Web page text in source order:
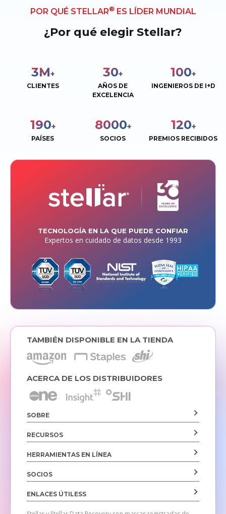
POR QUÉ STELLAR®ES LÍDER MUNDIAL
¿Por qué elegir Stellar?
3M+
CLIENTES
30+
AÑOS DE
EXCELENCIA
100+
INGENIEROS DE I+D
190+
PAÍSES
8000+
SOCIOS
120+
PREMIOS RECIBIDOS
TECNOLOGÍA EN LA QUE PUEDE CONFIAR
Expertos en cuidado de datos desde 1993
TAMBIÉN DISPONIBLE EN LA TIENDA
ACERCA DE LOS DISTRIBUIDORES
SOBRE
RECURSOS
HERRAMIENTAS EN LÍNEA
SOCIOS
ENLACES ÚTILESS